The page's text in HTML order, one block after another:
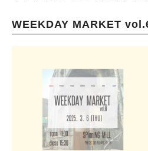
WEEKDAY MARKET